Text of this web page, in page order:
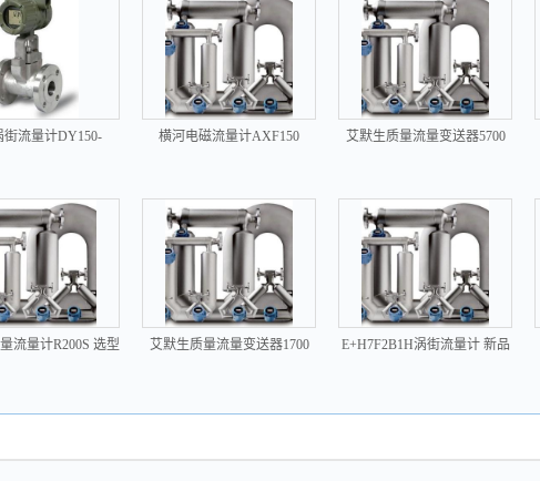
街流量计DY150-
横河电磁流量计AXF150
艾默生质量流量变送器5700
流量计R200S 选型
艾默生质量流量变送器1700
E+H7F2B1H涡街流量计 新品